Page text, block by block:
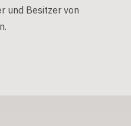
und Besitzer von